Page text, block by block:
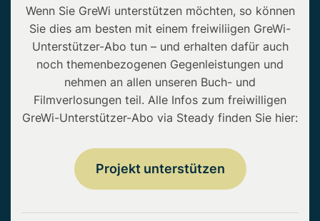
Wenn Sie GreWi unterstützen möchten, so können
Sie dies am besten mit einem freiwiliigen GreWi-
Unterstützer-Abo tun – und erhalten dafür auch
noch themenbezogenen Gegenleistungen und
nehmen an allen unseren Buch- und
Filmverlosungen teil. Alle Infos zum freiwilligen
GreWi-Unterstützer-Abo via Steady finden Sie hier:
Projekt unterstützen